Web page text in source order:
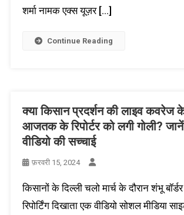
शर्मा नामक एक्स यूज़र […]
Continue Reading
क्या किसान प्रदर्शन की लाइव कवरेज
आजतक के रिपोर्टर को लगी गोली?
वीडियो की सच्चाई
फ़रवरी 15, 2024
किसानों के दिल्ली चलो मार्च के दौरान शंभू
रिपोर्टिंग दिखाता एक वीडियो सोशल मीडिया